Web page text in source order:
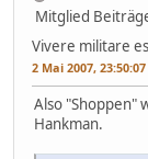
Mitglied
Vivere militare
2 Mai 2007, 23:50:07
Also "Shoppen"
Hankman.